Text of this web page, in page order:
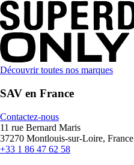
Découvrir toutes nos marques
SAV en France
Contactez-nous
11 rue Bernard Maris
37270 Montlouis-sur-Loire, France
+33 1 86 47 62 58